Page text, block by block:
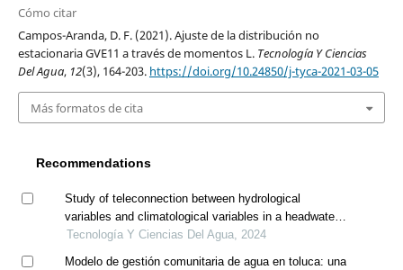
Cómo citar
Campos-Aranda, D. F. (2021). Ajuste de la distribución no
estacionaria GVE11 a través de momentos L. Tecnología Y Ciencias
Del Agua, 12(3), 164-203. https://doi.org/10.24850/j-tyca-2021-03-05
Más formatos de cita
Recommendations
Study of teleconnection between hydrological
variables and climatological variables in a headwater
basin of the maipo river for forecast model application
Tecnología Y Ciencias Del Agua, 2024
Modelo de gestión comunitaria de agua en toluca: una